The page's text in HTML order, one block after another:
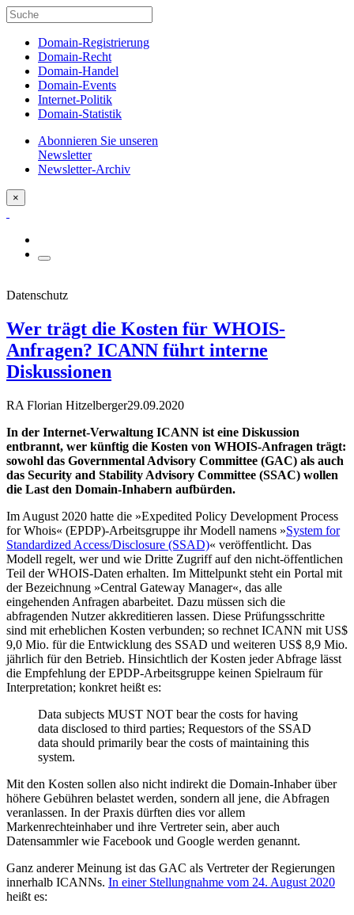
Domain-Registrierung
Domain-Recht
Domain-Handel
Domain-Events
Internet-Politik
Domain-Statistik
Abonnieren Sie unseren
Newsletter
Newsletter-Archiv
×
Datenschutz
Wer trägt die Kosten für WHOIS-
Anfragen? ICANN führt interne
Diskussionen
RA Florian Hitzelberger29.09.2020
In der Internet-Verwaltung ICANN ist eine Diskussion
entbrannt, wer künftig die Kosten von WHOIS-Anfragen trägt:
sowohl das Governmental Advisory Committee (GAC) als auch
das Security and Stability Advisory Committee (SSAC) wollen
die Last den Domain-Inhabern aufbürden.
Im August 2020 hatte die »Expedited Policy Development Process
for Whois« (EPDP)-Arbeitsgruppe ihr Modell namens »System for
Standardized Access/Disclosure (SSAD)« veröffentlicht. Das
Modell regelt, wer und wie Dritte Zugriff auf den nicht-öffentlichen
Teil der WHOIS-Daten erhalten. Im Mittelpunkt steht ein Portal mit
der Bezeichnung »Central Gateway Manager«, das alle
eingehenden Anfragen abarbeitet. Dazu müssen sich die
abfragenden Nutzer akkreditieren lassen. Diese Prüfungsschritte
sind mit erheblichen Kosten verbunden; so rechnet ICANN mit US$
9,0 Mio. für die Entwicklung des SSAD und weiteren US$ 8,9 Mio.
jährlich für den Betrieb. Hinsichtlich der Kosten jeder Abfrage lässt
die Empfehlung der EPDP-Arbeitsgruppe keinen Spielraum für
Interpretation; konkret heißt es:
Data subjects MUST NOT bear the costs for having
data disclosed to third parties; Requestors of the SSAD
data should primarily bear the costs of maintaining this
system.
Mit den Kosten sollen also nicht indirekt die Domain-Inhaber über
höhere Gebühren belastet werden, sondern all jene, die Abfragen
veranlassen. In der Praxis dürften dies vor allem
Markenrechteinhaber und ihre Vertreter sein, aber auch
Datensammler wie Facebook und Google werden genannt.
Ganz anderer Meinung ist das GAC als Vertreter der Regierungen
innerhalb ICANNs. In einer Stellungnahme vom 24. August 2020
heißt es: